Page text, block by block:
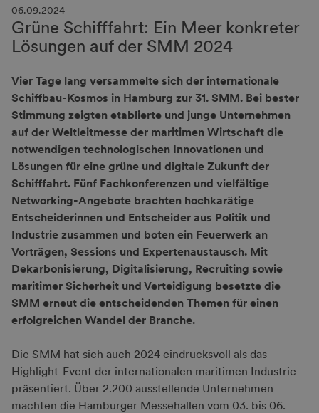
06.09.2024
Grüne Schifffahrt: Ein Meer konkreter
Lösungen auf der SMM 2024
Vier Tage lang versammelte sich der internationale
Schiffbau-Kosmos in Hamburg zur 31. SMM. Bei bester
Stimmung zeigten etablierte und junge Unternehmen
auf der Weltleitmesse der maritimen Wirtschaft die
notwendigen technologischen Innovationen und
Lösungen für eine grüne und digitale Zukunft der
Schifffahrt. Fünf Fachkonferenzen und vielfältige
Networking-Angebote brachten hochkarätige
Entscheiderinnen und Entscheider aus Politik und
Industrie zusammen und boten ein Feuerwerk an
Vorträgen, Sessions und Expertenaustausch. Mit
Dekarbonisierung, Digitalisierung, Recruiting sowie
maritimer Sicherheit und Verteidigung besetzte die
SMM erneut die entscheidenden Themen für einen
erfolgreichen Wandel der Branche.
Die SMM hat sich auch 2024 eindrucksvoll als das
Highlight-Event der internationalen maritimen Industrie
präsentiert. Über 2.200 ausstellende Unternehmen
machten die Hamburger Messehallen vom 03. bis 06.